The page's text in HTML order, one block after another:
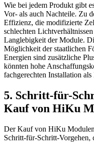
Wie bei jedem Produkt gibt
Vor- als auch Nachteile. Zu
Effizienz, die modifizierte
schlechten
Langlebigkeit der Module.
Möglichkeit der staatlichen
Energien sind zusätzliche
könnten hohe
fachgerechten Installation
5. Schritt-für-
Kauf von HiKu
Der Kauf von HiKu
Schritt-für-Schritt-Vorgehen,